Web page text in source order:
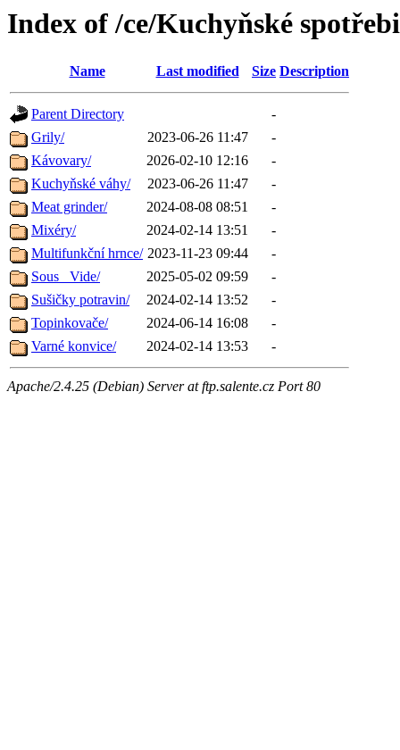
Index of /ce/Kuchyňské
Name Last modified Size Description
Parent Directory
-
Grily/
2023-06-26 11:47
-
Kávovary/
2026-02-10 12:16
-
Kuchyňské váhy/
2023-06-26 11:47
-
Meat grinder/
2024-08-08 08:51
-
Mixéry/
2024-02-14 13:51
-
Multifunkční hrnce/ 2023-11-23 09:44
-
Sous _Vide/
2025-05-02 09:59
-
Sušičky potravin/
2024-02-14 13:52
-
Topinkovače/
2024-06-14 16:08
-
Varné konvice/
2024-02-14 13:53 -
Apache/2.4.25 (Debian) Server at ftp.salente.cz Port 80